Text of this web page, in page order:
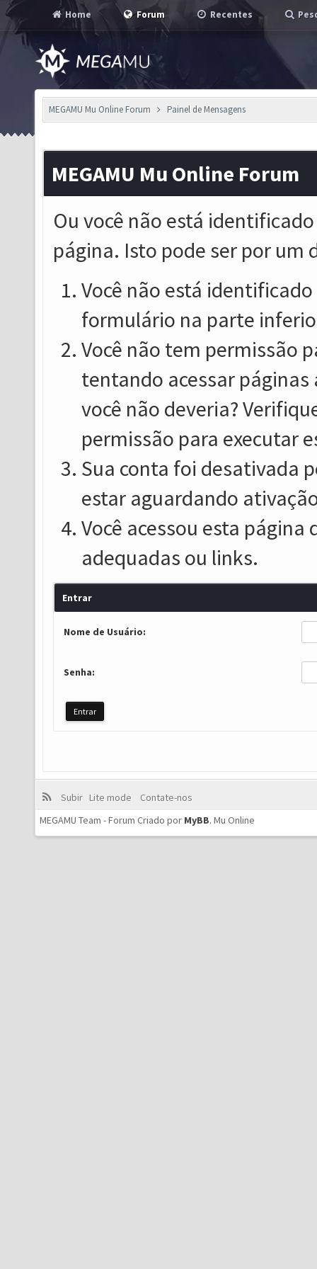
Home Forum Recentes
MEGAMU Mu Online Forum Painel de Mensagens
MEGAMU Mu Online Forum
Ou você não está
página. Isto pode ser por um
Você não está
formulário na parte
Você não tem permissão
tentando acessar
você não deveria?
permissão para executar
Sua conta foi desativada
estar aguardando
Você acessou esta
adequadas ou links.
Entrar
Nome de Usuário:
Senha:
Subir Lite mode
Contate-nos
MEGAMU Team - Forum Criado por MyBB. Mu Online